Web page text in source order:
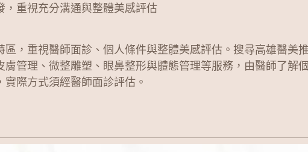
重視充分溝通與整體美感評估
，重視醫師面診、個人條件與整體美感評估。搜尋高雄醫美
管理、微整雕塑、眼鼻整形與體態管理等服務，由醫師了解
際方式須經醫師面診評估。